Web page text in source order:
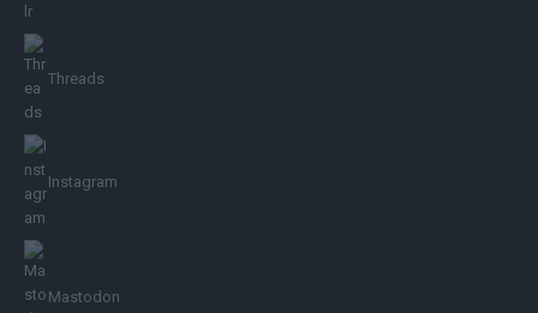
Threads
Instagram
Mastodon